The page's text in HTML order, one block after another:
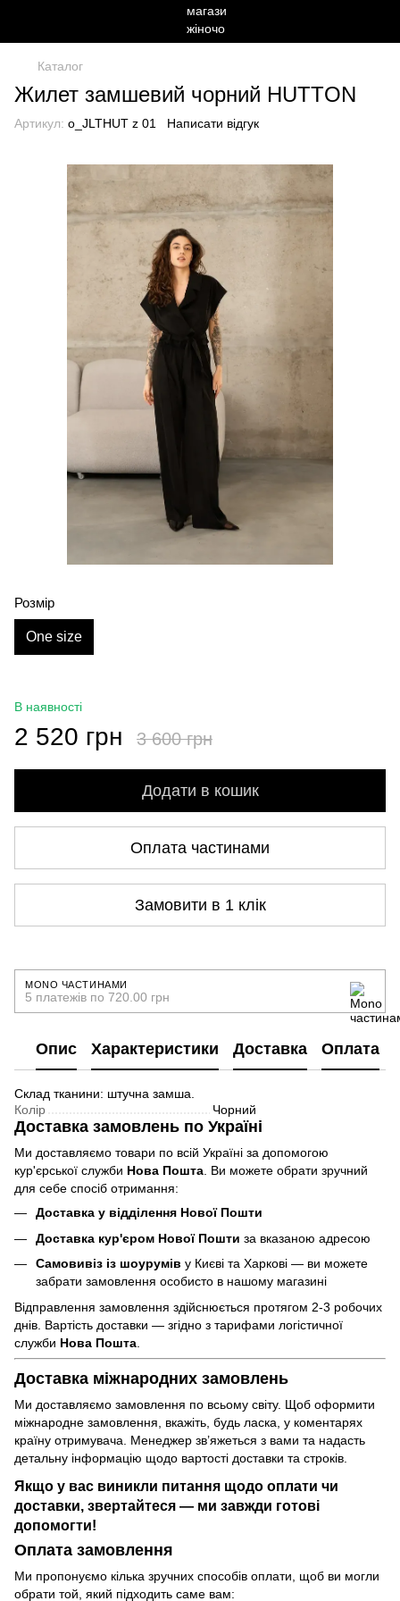
Каталог
Жилет замшевий чорний HUTTON
Артикул: o_JLTHUT z 01 Написати відгук
Розмір
One size
В наявності
2 520 грн 3 600 грн
Додати в кошик
Оплата частинами
Замовити в 1 клік
MONO ЧАСТИНАМИ
5 платежів по 720.00 грн
Опис Характеристики Доставка Оплата
Склад тканини: штучна замша.
Колір
Чорний
Доставка замовлень по Україні
Ми доставляємо товари по всій Україні за допомогою
кур'єрської служби Нова Пошта. Ви можете обрати зручний
для себе спосіб отримання:
Доставка у відділення Нової Пошти
Доставка кур'єром Нової Пошти за вказаною адресою
Самовивіз із шоурумів у Києві та Харкові — ви можете
забрати замовлення особисто в нашому магазині
Відправлення замовлення здійснюється протягом 2-3 робочих
днів. Вартість доставки — згідно з тарифами логістичної
служби Нова Пошта
Доставка міжнародних замовлень
Ми доставляємо замовлення по всьому світу. Щоб оформити
міжнародне замовлення, вкажіть, будь ласка, у коментарях
країну отримувача. Менеджер зв’яжеться з вами та надасть
детальну інформацію щодо вартості доставки та строків.
Якщо у вас виникли питання щодо оплати чи
доставки, звертайтеся — ми завжди готові
допомогти!
Оплата замовлення
Ми пропонуємо кілька зручних способів оплати, щоб ви могли
обрати той, який підходить саме вам: